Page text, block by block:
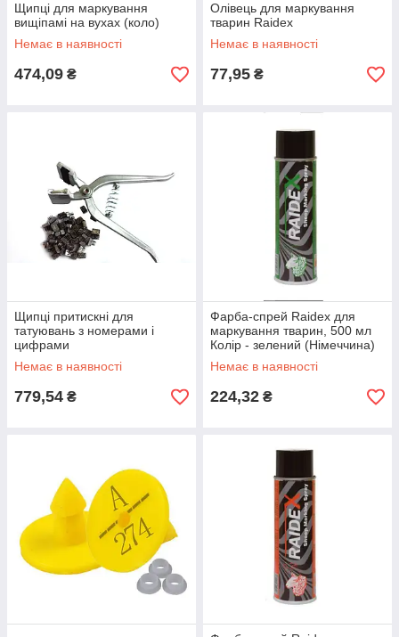
Щипці для маркування
вищіпамі на вухах (коло)
Немає в наявності
474,09 ₴
Олівець для маркування
тварин Raidex
Немає в наявності
77,95 ₴
Щипці притискні для
татуювань з номерами і
цифрами
Немає в наявності
779,54 ₴
Фарба-спрей Raidex для
маркування тварин, 500 мл
Колір - зелений (Німеччина)
Немає в наявності
224,32 ₴